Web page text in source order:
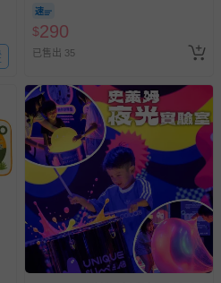
品或電腦軟體（例如 DVD、CD
數位內容或一經提供即為完成之線
同意始提供（例如線上課程、遊
：
尿布、貼身衣物、泳裝、襪子、地
兒包巾與背巾、包屁衣、學習
、奶瓶、擠乳器、哺乳衣、托腹
$290
已售出 35